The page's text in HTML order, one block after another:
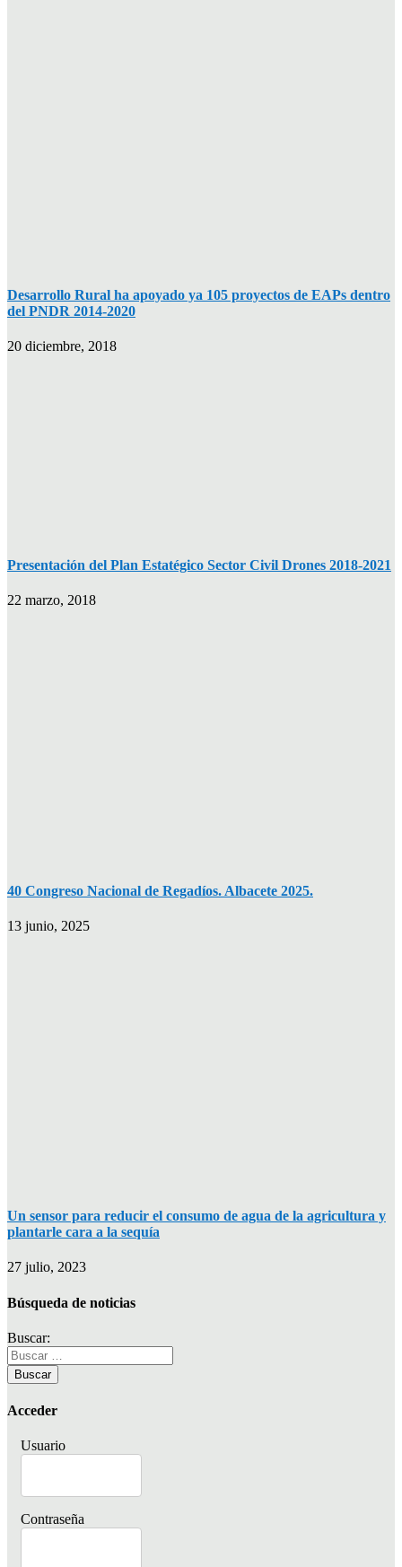
Desarrollo Rural ha apoyado ya 105 proyectos de EAPs dentro
del PNDR 2014-2020
20 diciembre, 2018
Presentación del Plan Estatégico Sector Civil Drones 2018-2021
22 marzo, 2018
40 Congreso Nacional de Regadíos. Albacete 2025.
13 junio, 2025
Un sensor para reducir el consumo de agua de la agricultura y
plantarle cara a la sequía
27 julio, 2023
Búsqueda de noticias
Buscar:
Acceder
Usuario
Contraseña